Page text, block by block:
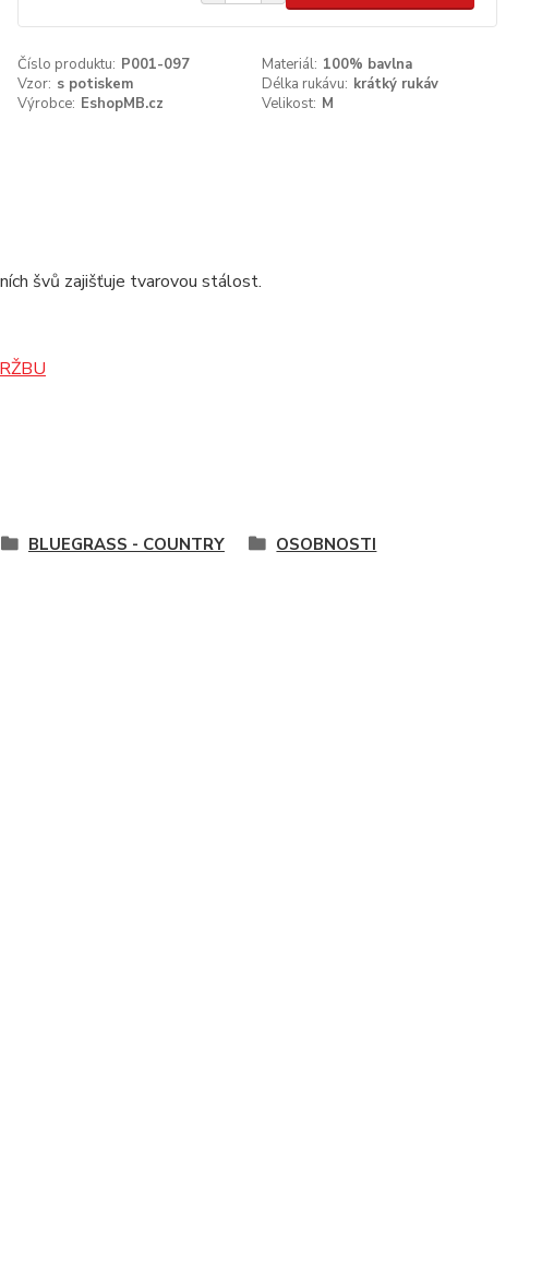
Číslo produktu: P001-097 Materiál: 100% bavlna
Vzor: s potiskem Délka rukávu: krátký rukáv
Výrobce: EshopMB.cz Velikost: M
švů zajišťuje tvarovou stálost.
BLUEGRASS - COUNTRY
OSOBNOSTI